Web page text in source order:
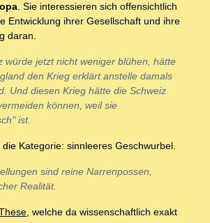
. Sie interessieren sich offensichtlich
Entwicklung ihrer Gesellschaft und ihre
daran.
würde jetzt nicht weniger blühen, hätte
den Krieg erklärt anstelle damals
Und diesen Krieg hätte die Schweiz
können, weil sie
ist.
Kategorie: sinnleeres Geschwurbel.
sind reine Narrenpossen,
Realität.
, welche da wissenschaftlich exakt